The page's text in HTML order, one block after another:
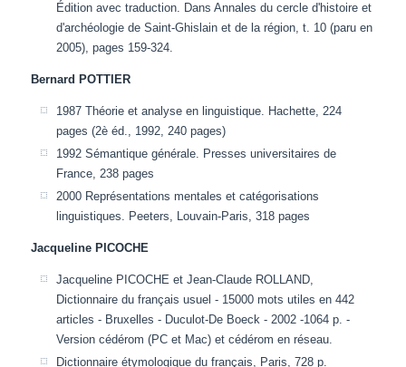
Édition avec traduction. Dans Annales du cercle d'histoire et
d'archéologie de Saint-Ghislain et de la région, t. 10 (paru en
2005), pages 159-324.
Bernard POTTIER
1987 Théorie et analyse en linguistique. Hachette, 224
pages (2è éd., 1992, 240 pages)
1992 Sémantique générale. Presses universitaires de
France, 238 pages
2000 Représentations mentales et catégorisations
linguistiques. Peeters, Louvain-Paris, 318 pages
Jacqueline PICOCHE
Jacqueline PICOCHE et Jean-Claude ROLLAND,
Dictionnaire du français usuel - 15000 mots utiles en 442
articles - Bruxelles - Duculot-De Boeck - 2002 -1064 p. -
Version cédérom (PC et Mac) et cédérom en réseau.
Dictionnaire étymologique du français, Paris, 728 p.